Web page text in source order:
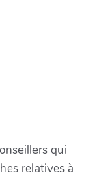
qui
relatives à